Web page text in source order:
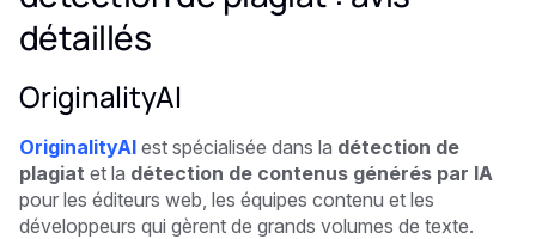
détaillés
OriginalityAI
OriginalityAI est spécialisée dans la détection de
plagiat et la détection de contenus générés par IA
pour les éditeurs web, les équipes contenu et les
développeurs qui gèrent de grands volumes de texte.